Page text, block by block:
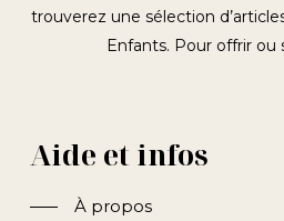
trouverez une sélection
Enfants. Pour offrir ou
Aide et infos
À propos